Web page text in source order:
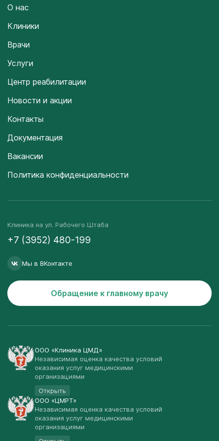
О нас
Клиники
Врачи
Услуги
Центр реабилитации
Новости и акции
Контакты
Документация
Вакансии
Политика конфиденциальности
Клиника на ул. Рабочего Штаба
+7 (3952) 480-199
Мы в ВКонтакте
Обращение к главному врачу
ООО «Клиника ЦМД»
Независимая оценка качества условий
оказания услуг медицинскими
организациями
Открыть
ООО «ЦМРТ»
Независимая оценка качества условий
оказания услуг медицинскими
организациями